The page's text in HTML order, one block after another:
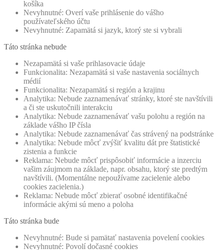
košíka
Nevyhnutné: Overí vaše prihlásenie do vášho
používateľského účtu
Nevyhnutné: Zapamätá si jazyk, ktorý ste si vybrali
Táto stránka nebude
Nezapamätá si vaše prihlasovacie údaje
Funkcionalita: Nezapamätá si vaše nastavenia sociálnych
médií
Funkcionalita: Nezapamätá si región a krajinu
Analytika: Nebude zaznamenávať stránky, ktoré ste navštívili
a či ste uskutočnili interakciu
Analytika: Nebude zaznamenávať vašu polohu a región na
základe vášho IP čísla
Analytika: Nebude zaznamenávať čas strávený na podstránke
Analytika: Nebude môcť zvýšiť kvalitu dát pre štatistické
zistenia a funkcie
Reklama: Nebude môcť prispôsobiť informácie a inzerciu
vašim záujmom na základe, napr. obsahu, ktorý ste predtým
navštívili. (Momentálne nepoužívame zacielenie alebo
cookies zacielenia.)
Reklama: Nebude môcť zbierať osobné identifikačné
informácie akými sú meno a poloha
Táto stránka bude
Nevyhnutné: Bude si pamätať nastavenia povelení cookies
Nevyhnutné: Povolí dočasné cookies